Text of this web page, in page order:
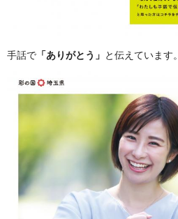
手話で 「ありがとう」 と伝えています。